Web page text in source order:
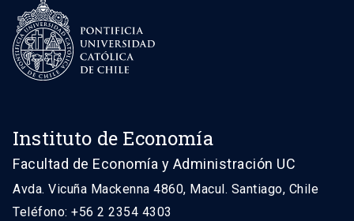
Instituto de Economía
Facultad de Economía y Administración UC
Avda. Vicuña Mackenna 4860, Macul. Santiago, Chile
Teléfono: +56 2 2354 4303